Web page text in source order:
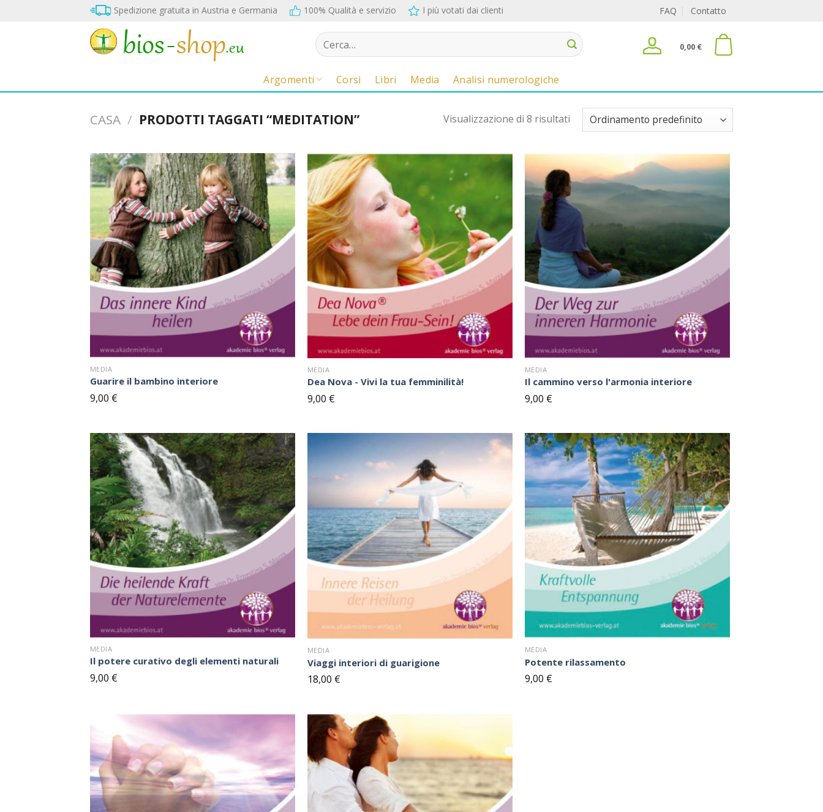
Spedizione gratuita in Austria e Germania 100% Qualità e servizio I più votati dai clienti FAQ Contatto
Cerca:
0,00 €
Argomenti Corsi Libri Media Analisi numerologiche
CASA / PRODOTTI TAGGATI “MEDITATION” Visualizzazione di 8 risultati
Sul
blocco
note
MEDIA
Guarire il bambino interiore
9,00 €
blocco
MEDIA
Dea Nova - Vivi la tua femminilità!
9,00 €
note
MEDIA
Il cammino verso l'armonia interiore
9,00 €
Sul
blocco
note
MEDIA
Il potere curativo degli elementi naturali
9,00 €
MEDIA
Viaggi interiori di guarigione
18,00 €
Sul
blocco
note
MEDIA
Potente rilassamento
9,00 €
Sul
blocco
note
blocco
note